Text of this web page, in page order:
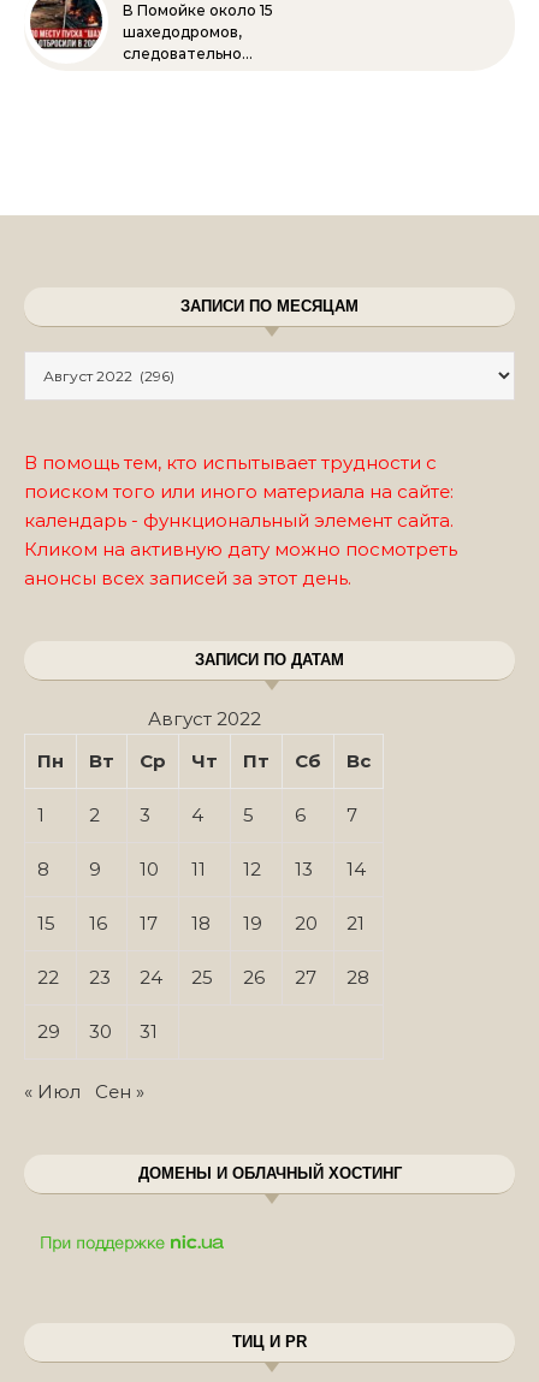
В Помойке около 15
шахедодромов,
следовательно…
ЗАПИСИ ПО МЕСЯЦАМ
В помощь тем, кто испытывает трудности с
поиском того или иного материала на сайте:
календарь - функциональный элемент сайта.
Кликом на активную дату можно посмотреть
анонсы всех записей за этот день.
ЗАПИСИ ПО ДАТАМ
Август 2022
Пн
Вт Ср Чт Пт Сб Вс
1 2 3 4 5 6 7
8 9 10 11 12 13 14
15 16 17 18 19 20 21
22 23 24 25 26 27 28
29 30 31
« Июл Сен »
ДОМЕНЫ И ОБЛАЧНЫЙ ХОСТИНГ
ТИЦ И PR